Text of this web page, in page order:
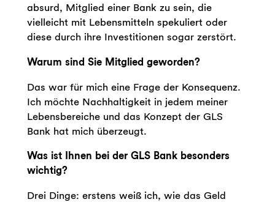
absurd, Mitglied einer Bank zu sein, die
vielleicht mit Lebensmitteln spekuliert oder
diese durch ihre Investitionen sogar zerstört.
Warum sind Sie Mitglied geworden?
Das war für mich eine Frage der Konsequenz.
Ich möchte Nachhaltigkeit in jedem meiner
Lebensbereiche und das Konzept der GLS
Bank hat mich überzeugt.
Was ist Ihnen bei der GLS Bank besonders
wichtig?
Drei Dinge: erstens weiß ich, wie das Geld